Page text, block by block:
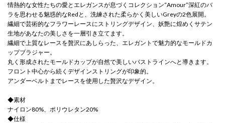
情熱的な女性たちの愛とエレガンスが息づくコレクション“Amour”深紅のバ
ラを思わせる魅惑的なRedと、洗練された柔らかく美しいGreyの2色展開。
繊細で芸術的なフラワーレースにストリングデザイン、妖艶に煌めくサテン
生地があなたの美しさを一層引き立てます。
繊細で上質なレースを贅沢にあしらった、エレガントで魅力的なモールドカ
ップブラジャー。
丸く形成されたモールドカップが自然で美しいバストラインへと導きます。
フロント中心から続くデザインストリングが印象的。
アンダーベルトまでレースを使用した贅沢なデザイン。
◆素材
ナイロン80%、ポリウレタン20%
◆仕様